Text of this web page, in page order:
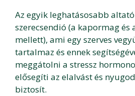
Az egyik leghatásosabb
szerecsendió (a kapormag és
mellett), ami egy szerves
tartalmaz és ennek
meggátolni a stressz
elősegíti az elalvást és
biztosít.